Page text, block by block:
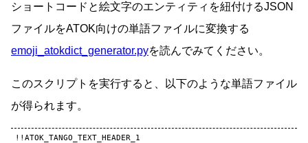
ショートコードと絵文字のエンティティを紐付けるJSON
ファイルをATOK向けの単語ファイルに変換する
emoji_atokdict_generator.pyを読んでみてください。
このスクリプトを実行すると、以下のような単語ファイル
が得られます。
!!ATOK_TANGO_TEXT_HEADER_1